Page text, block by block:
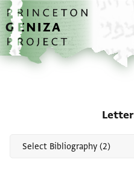
Skip to main content
home
Letter